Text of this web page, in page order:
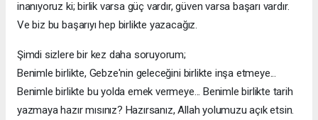
inanıyoruz ki; birlik varsa güç vardır, güven varsa başarı vardır.
Ve biz bu başarıyı hep birlikte yazacağız.
Şimdi sizlere bir kez daha soruyorum;
Benimle birlikte, Gebze'nin geleceğini birlikte inşa etmeye...
Benimle birlikte bu yolda emek vermeye... Benimle birlikte tarih
yazmaya hazır mısınız? Hazırsanız, Allah yolumuzu açık etsin.